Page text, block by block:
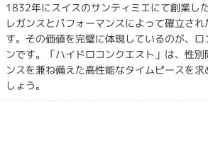
1832年にスイスのサンティミエにて創業し
レガンスとパフォーマンスによって確立さ
す。その価値を完璧に体現しているのが、
ンです。「ハイドロコンクエスト」は、性
ンスを兼ね備えた高性能なタイムピースを
しょう。